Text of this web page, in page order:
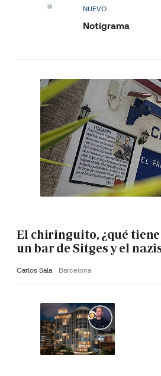
NUEVO
Notigrama
El chiringuito, ¿qué tiene
un bar de Sitges y el
Carlos Sala Barcelona